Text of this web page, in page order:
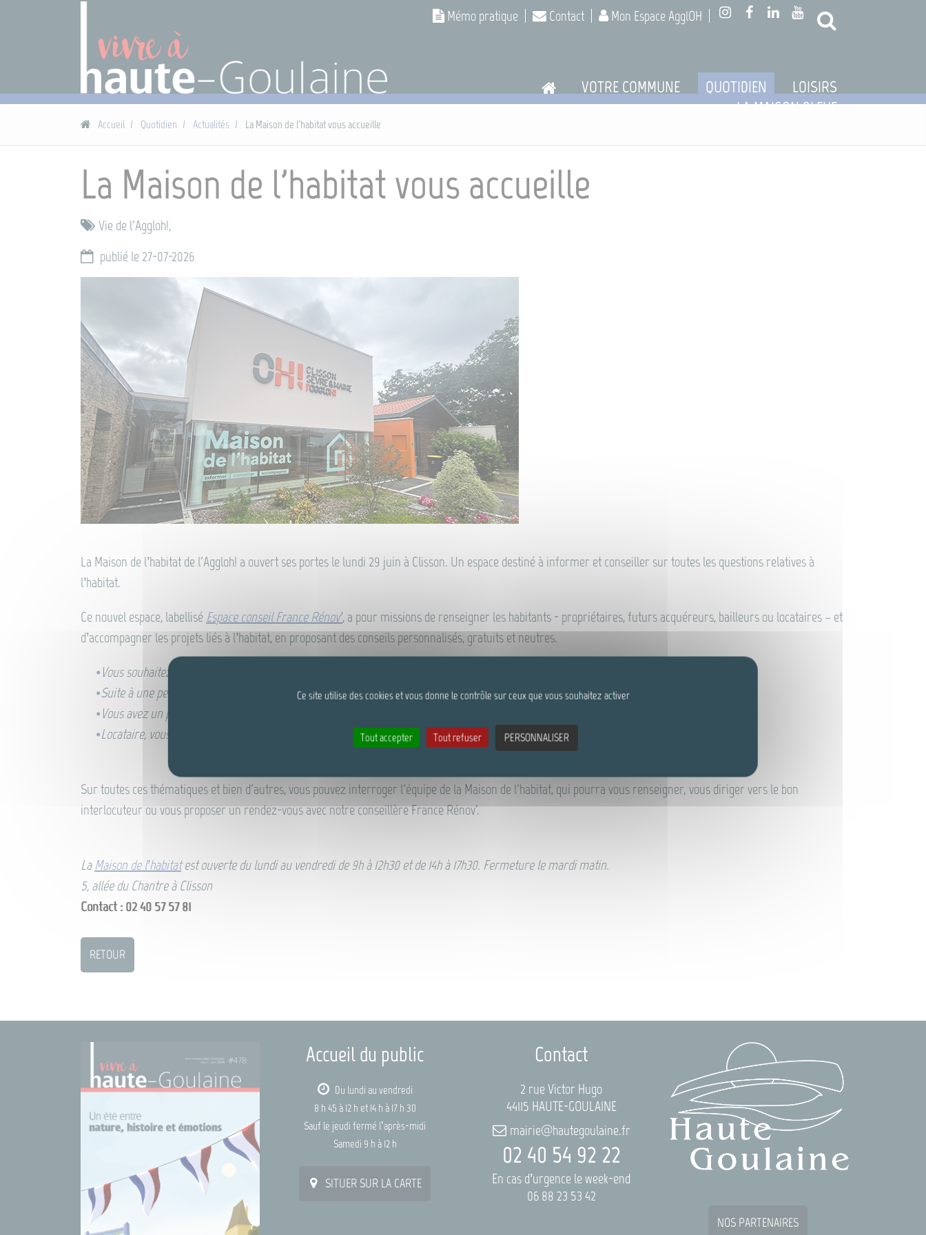
Mémo pratique Contact Mon Espace AgglOH
VOTRE COMMUNE QUOTIDIEN
LOISIRS
LA MAISON BLEUE
Accueil Quotidien Actualités La Maison de l'habitat vous accueille
La Maison de l'habitat vous accueille
Vie de l'Aggloh!,
publié le 27-07-2026
La Maison de l’habitat de l'Aggloh! a ouvert ses portes le lundi 29 juin à Clisson. Un espace destiné à informer et conseiller sur toutes les questions relatives à
l’habitat.
Ce nouvel espace, labellisé Espace conseil France Rénov’, a pour missions de renseigner les habitants - propriétaires, futurs acquéreurs, bailleurs ou locataires – et
d’accompagner les projets liés à l’habitat, en proposant des conseils personnalisés, gratuits et neutres.
Vous souhaitez mener des travaux de rénovation énergétique ?
Suite à une perte d’autonomie, votre logement a besoin d’être adapté ?
Vous avez un projet d’achat immobilier ? Pour y vivre ou pour louer ?
Locataire, vous êtes en conflit avec votre propriétaire ?
Sur toutes ces thématiques et bien d'autres, vous pouvez interroger l'équipe de la Maison de l'habitat, qui pourra vous renseigner, vous diriger vers le bon
interlocuteur ou vous proposer un rendez-vous avec notre conseillère France Rénov'.
La Maison de l’habitatest ouverte du lundi au vendredi de 9h à 12h30 et de 14h à 17h30. Fermeture le mardi matin.
5, allée du Chantre à Clisson
Contact : 02 40 57 57 81
RETOUR
Accueil du public
Du lundi au vendredi
8 h 45 à 12 h et 14 h à 17 h 30
Sauf le jeudi fermé l’après-midi
Samedi 9 h à 12 h
SITUER SUR LA CARTE
Contact
2 rue Victor Hugo
44115 HAUTE-GOULAINE
mairie@hautegoulaine.fr
02 40 54 92 22
En cas d’urgence le week-end
06 88 23 53 42
NOS PARTENAIRES
Ce site utilise des cookies et vous donne le contrôle sur ceux que vous souhaitez activer
Tout accepter Tout refuser PERSONNALISER